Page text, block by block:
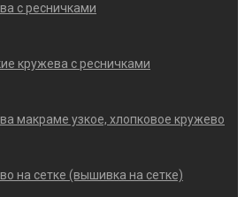
с ресничками
кружева с ресничками
макраме узкое, хлопковое кружево
на сетке (вышивка на сетке)